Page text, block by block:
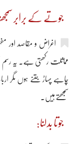
جوتے کے برابر
اغراض و مقاصد اور
مماثلت رکھتی ہے۔ یہ رسم
چاہے پہاڑ جتنے ہوں مگر
سمجھتے ہیں۔
جوتا بدلنا: